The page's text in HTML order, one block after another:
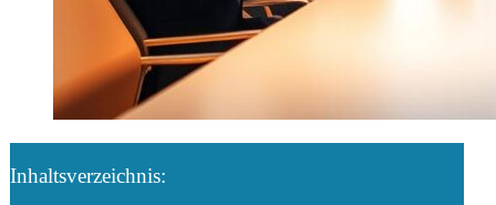
Inhaltsverzeichnis: